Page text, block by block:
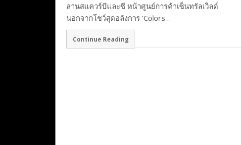
ลานสแควร์บีและซี หน้าศูนย์การค้าเซ็นทรัลเวิลด์
นอกจากโชว์สุดอลังการ ‘Colors…
Continue Reading